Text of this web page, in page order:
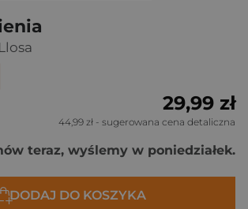
29,99 zł
44,99 zł - sugerowana cena detaliczna
teraz, wyślemy w poniedziałek.
DODAJ DO KOSZYKA